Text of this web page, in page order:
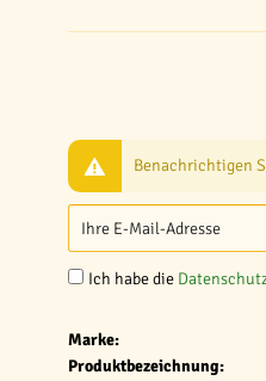
Benachrichtigen
Ich habe die
Marke:
Produktbezeichnung: